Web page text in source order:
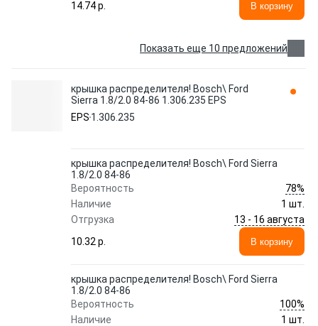
14.74 p.
В корзину
Показать еще 10 предложений
крышка распределителя! Bosch\ Ford
Sierra 1.8/2.0 84-86 1.306.235 EPS
EPS 1.306.235
крышка распределителя! Bosch\ Ford Sierra
1.8/2.0 84-86
Вероятность
78%
Наличие
1 шт.
Отгрузка
13 - 16 августа
10.32 p.
В корзину
крышка распределителя! Bosch\ Ford Sierra
1.8/2.0 84-86
Вероятность
100%
Наличие
1 шт.